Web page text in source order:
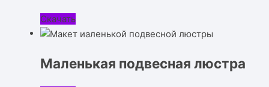
Скачать
Маленькая подвесная люстра